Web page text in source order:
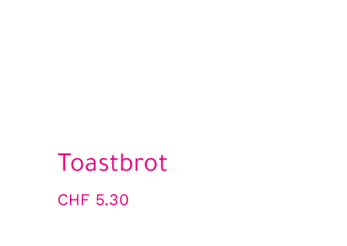
Toastbrot
CHF 5.30